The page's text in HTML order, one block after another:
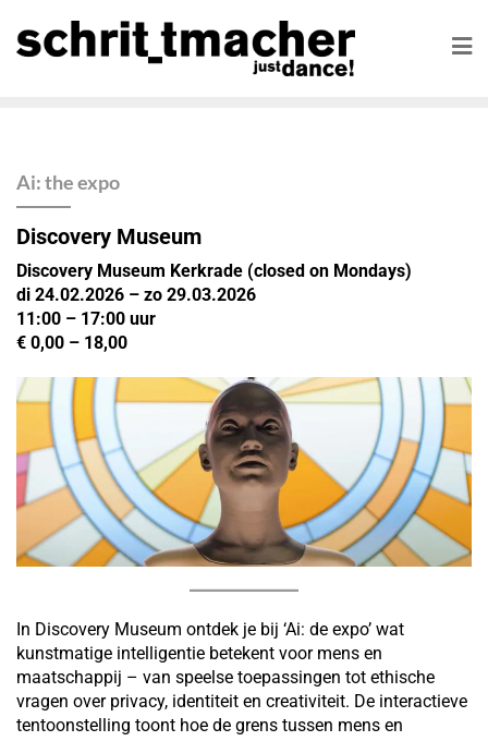
Ai: the expo
Discovery Museum
Discovery Museum Kerkrade (closed on Mondays)
di 24.02.2026 – zo 29.03.2026
11:00 – 17:00 uur
€ 0,00 – 18,00
In Discovery Museum ontdek je bij ‘Ai: de expo’ wat
kunstmatige intelligentie betekent voor mens en
maatschappij – van speelse toepassingen tot ethische
vragen over privacy, identiteit en creativiteit. De interactieve
tentoonstelling toont hoe de grens tussen mens en